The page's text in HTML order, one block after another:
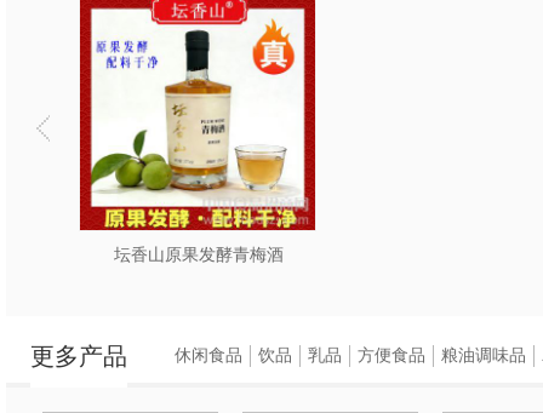
目前常用原料有国
都西岭雪山纯净水
等。
坛香山原果发酵青梅酒
更多产品 休闲食品 饮品 乳品 方便食品 粮油调味品